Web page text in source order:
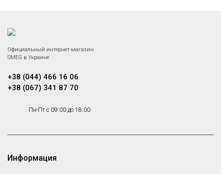
Официальный интернет-магазин
SMEG в Украине
+38 (044) 466 16 06
+38 (067) 341 87 70
Пн-Пт с 09:00 до 18:00
Информация